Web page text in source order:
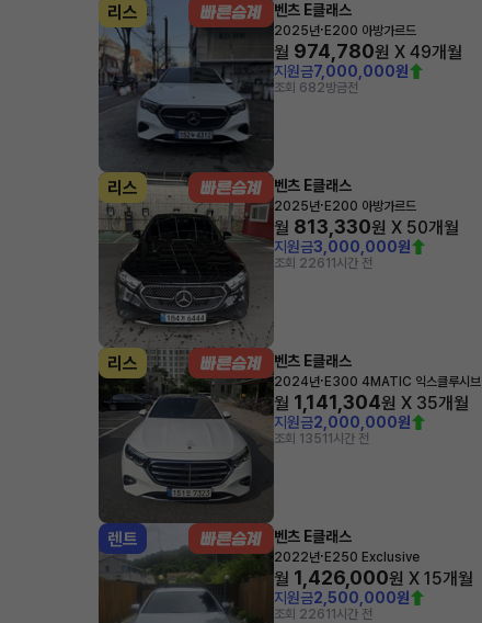
리스 벤츠 E클래스
2025년· E200 아방가르드
월 974,780원 X 49개월
지원금7,000,000원
조회 682방금전
리스 벤츠 E클래스
2025년· E200 아방가르드
월 813,330원 X 50개월
지원금3,000,000원
조회 22611시간 전
리스 벤츠 E클래스
2024년· E300 4MATIC 익스클루시브
월 1,141,304원 X 35개월
지원금2,000,000원
조회 13511시간 전
렌트 벤츠 E클래스
2022년· E250 Exclusive
월 1,426,000원 X 15개월
지원금2,500,000원
조회 22611시간 전